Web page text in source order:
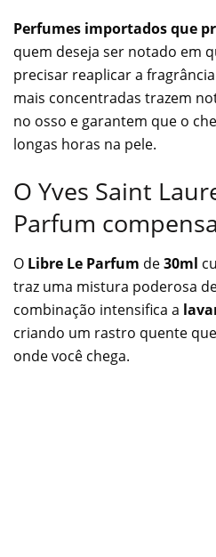
Perfumes importados que
quem deseja ser notado em
precisar reaplicar a
mais concentradas trazem
no osso e garantem que o
longas horas na pele.
O Yves Saint
Parfum
O Libre Le Parfum de30ml
traz uma mistura poderosa
combinação intensifica a
criando um rastro quente
onde você chega.